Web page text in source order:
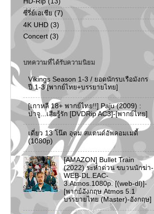
ซี่รี่ย์เอเชีย (7)
4K UHD (3)
Concert (3)
บทความที่ได้รับความนิยม
Vikings Season 1-3 / ยอดนักรบเรือมังกร
ปี 1-3 [พากย์ไทย+บรรยายไทย]
[เกาหลี 18+ พากย์ไทย!!] Paju (2009) :
ปาจู...เสียรู้รัก [DVDRip AC3]-[พากย์ไทย]
เดี่ยว 13 โน๊ต อุดม สแตนด์อัพคอมเมดี้
(1080p)
[AMAZON] Bullet Train
(2022) ระห่ำด่วน ขบวนนักฆ่า-
WEB-DL.EAC-
3.Atmos.1080p. [(web-dl)]-
[พากย์อังกฤษ Atmos 5.1
บรรยายไทย (Master)-อังกฤษ]